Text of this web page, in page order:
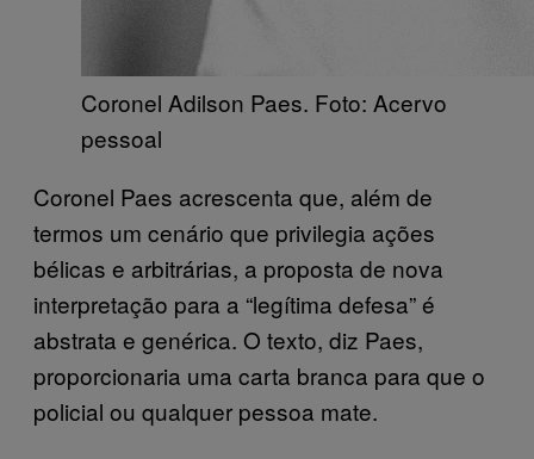
Coronel Adilson Paes. Foto: Acervo
pessoal
Coronel Paes acrescenta que, além de
termos um cenário que privilegia ações
bélicas e arbitrárias, a proposta de nova
interpretação para a “legítima defesa” é
abstrata e genérica. O texto, diz Paes,
proporcionaria uma carta branca para que o
policial ou qualquer pessoa mate.